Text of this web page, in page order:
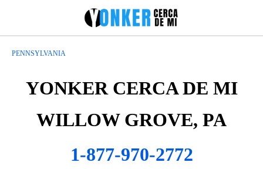
PENNSYLVANIA
YONKER CERCA DE MI
WILLOW GROVE, PA
1-877-970-2772